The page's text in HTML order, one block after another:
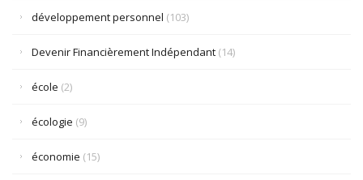
développement personnel (103)
Devenir Financièrement Indépendant (14)
école (2)
écologie (9)
économie (15)